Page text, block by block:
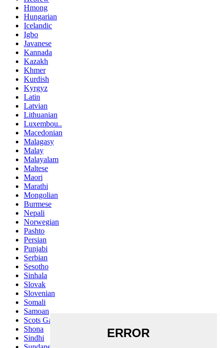
Hmong
Hungarian
Icelandic
Igbo
Javanese
Kannada
Kazakh
Khmer
Kurdish
Kyrgyz
Latin
Latvian
Lithuanian
Luxembou..
Macedonian
Malagasy
Malay
Malayalam
Maltese
Maori
Marathi
Mongolian
Burmese
Nepali
Norwegian
Pashto
Persian
Punjabi
Serbian
Sesotho
Sinhala
Slovak
Slovenian
Somali
Samoan
Scots Gaelic
Shona
Sindhi